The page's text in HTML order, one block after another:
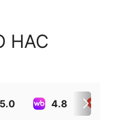
НАС
5.0 4.8